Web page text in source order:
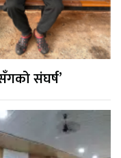
संघर्ष’